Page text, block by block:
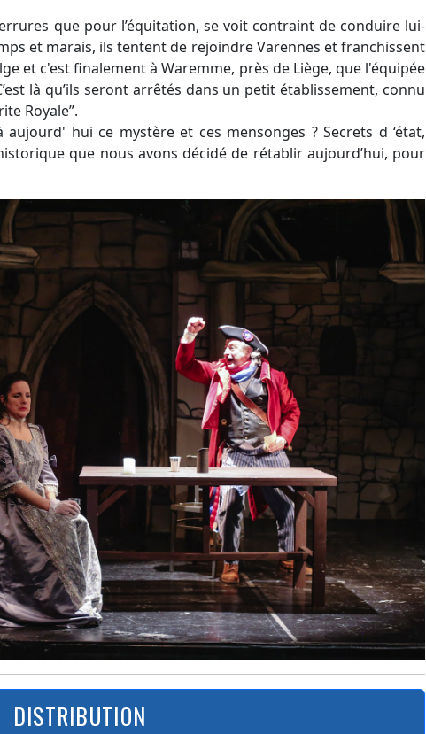
que pour l’équitation, se voit contraint de conduire lui-
et marais, ils tentent de rejoindre Varennes et franchissent
et c'est finalement à Waremme, près de Liège, que l'équipée
là qu’ils seront arrêtés dans un petit établissement, connu
Royale”.
hui ce mystère et ces mensonges ? Secrets d ‘état,
que nous avons décidé de rétablir aujourd’hui, pour
DISTRIBUTION